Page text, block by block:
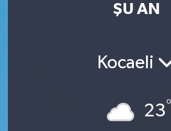
ŞU AN
Kocaeli
23°